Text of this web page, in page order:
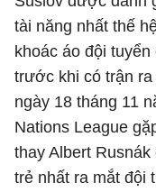
tài năng nhất thế
khoác áo đội
trước khi có trận
ngày 18 tháng 11
Nations League
thay Albert
trẻ nhất ra mắt đội